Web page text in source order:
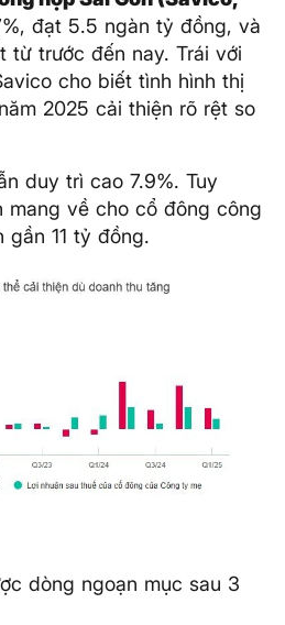
đạt 5.5 ngàn tỷ đồng, và
từ trước đến nay. Trái với
cho biết tình hình thị
2025 cải thiện rõ rệt so
duy trì cao 7.9%. Tuy
mang về cho cổ đông công
11 tỷ đồng.
dòng ngoạn mục sau 3